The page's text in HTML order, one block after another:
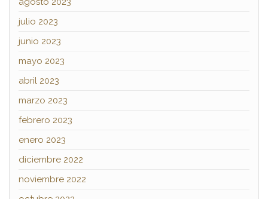
julio 2023
junio 2023
mayo 2023
abril 2023
marzo 2023
febrero 2023
enero 2023
diciembre 2022
noviembre 2022